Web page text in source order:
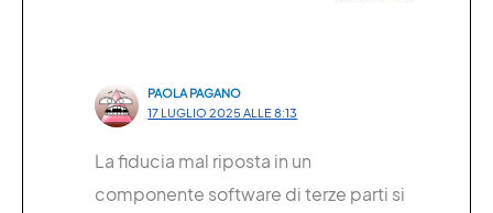
PAOLA PAGANO
17 LUGLIO 2025 ALLE 8:13
La fiducia mal riposta in un
componente software di terze parti si